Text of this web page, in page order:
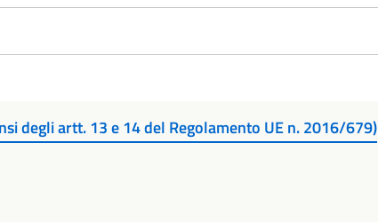
degli artt. 13 e 14 del Regolamento UE n. 2016/679)